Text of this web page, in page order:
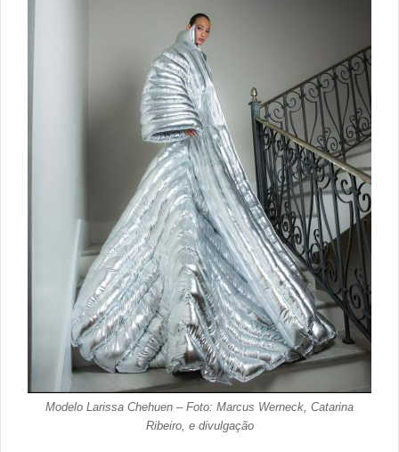
Modelo Larissa Chehuen – Foto: Marcus Werneck, Catarina
Ribeiro, e divulgação